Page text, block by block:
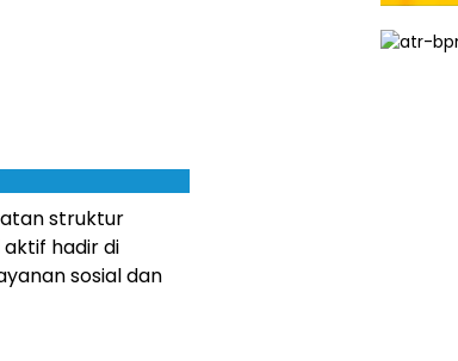
struktur
aktif hadir di
sosial dan